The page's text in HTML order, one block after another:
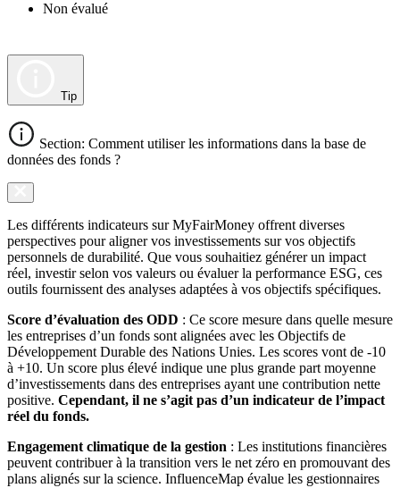
Non évalué
Tip
Section: Comment utiliser les informations dans la base de
données des fonds ?
Les différents indicateurs sur MyFairMoney offrent diverses
perspectives pour aligner vos investissements sur vos objectifs
personnels de durabilité. Que vous souhaitiez générer un impact
réel, investir selon vos valeurs ou évaluer la performance ESG, ces
outils fournissent des analyses adaptées à vos objectifs spécifiques.
Score d’évaluation des ODD : Ce score mesure dans quelle mesure
les entreprises d’un fonds sont alignées avec les Objectifs de
Développement Durable des Nations Unies. Les scores vont de -10
à +10. Un score plus élevé indique une plus grande part moyenne
d’investissements dans des entreprises ayant une contribution nette
positive. Cependant, il ne s’agit pas d’un indicateur de l’impact
réel du fonds.
Engagement climatique de la gestion : Les institutions financières
peuvent contribuer à la transition vers le net zéro en promouvant des
plans alignés sur la science. InfluenceMap évalue les gestionnaires